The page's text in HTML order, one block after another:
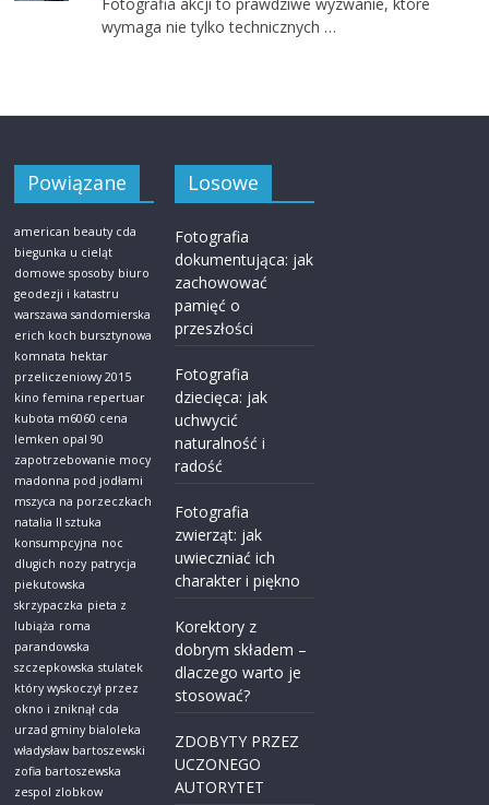
wymaga nie tylko technicznych …
Powiązane
american beauty cda
biegunka u cieląt
domowe sposoby biuro
geodezji i katastru
warszawa sandomierska
erich koch bursztynowa
komnata hektar
przeliczeniowy 2015
kino femina repertuar
kubota m6060 cena
lemken opal 90
zapotrzebowanie mocy
madonna pod jodłami
mszyca na porzeczkach
natalia ll sztuka
konsumpcyjna noc
dlugich nozy patrycja
piekutowska
skrzypaczka pieta z
lubiąża roma
parandowska
szczepkowska stulatek
który wyskoczył przez
okno i zniknął cda
urzad gminy bialoleka
władysław bartoszewski
zofia bartoszewska
zespol zlobkow
Losowe
Fotografia
dokumentująca: jak
zachowować
pamięć o
przeszłości
Fotografia
dziecięca: jak
uchwycić
naturalność i
radość
Fotografia
zwierząt: jak
uwieczniać ich
charakter i piękno
Korektory z
dobrym składem –
dlaczego warto je
stosować?
ZDOBYTY PRZEZ
UCZONEGO
AUTORYTET